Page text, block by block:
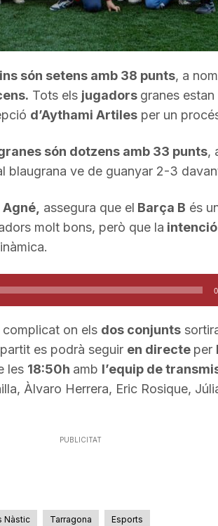
són setens amb 38 punts, a
Tots els jugadors granes estan
d’Aythami Artilesper un
són dotzens amb 33 punts,
blaugrana ve de guanyar 2-3
assegura que el Barça B és
molt bons, però que la
on els dos conjunts
es podrà seguir en directe per
les 18:50h amb l’equip de
Àlvaro Herrera, Eric Rosique,
PUBLICITAT
Nàstic Tarragona Esports